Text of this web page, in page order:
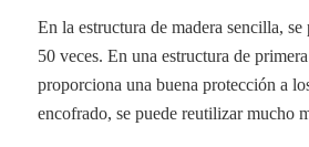
En la estructura de madera sencilla,
50 veces. En una estructura de
proporciona una buena protección a
encofrado, se puede reutilizar mucho